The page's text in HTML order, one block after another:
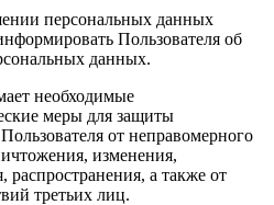
персональных данных
Пользователя об
данных.
необходимые
меры для защиты
от неправомерного
изменения,
распространения, а также от
третьих лиц.